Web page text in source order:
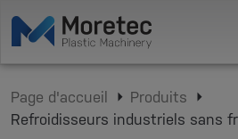
Page d'accueil
Produits
Refroidisseurs industriels sans